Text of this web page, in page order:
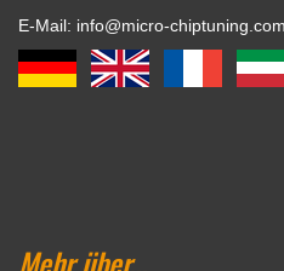
E-Mail: info@micro-chiptuning.com
Mehr über...